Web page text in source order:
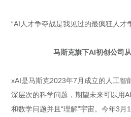
“AI人才争夺战是我见过的最疯狂人才
马斯克旗下AI初创公司
xAI是马斯克2023年7月成立的人工智
深层次的科学问题，期望未来可以用
和数学问题并且“理解”宇宙。今年3